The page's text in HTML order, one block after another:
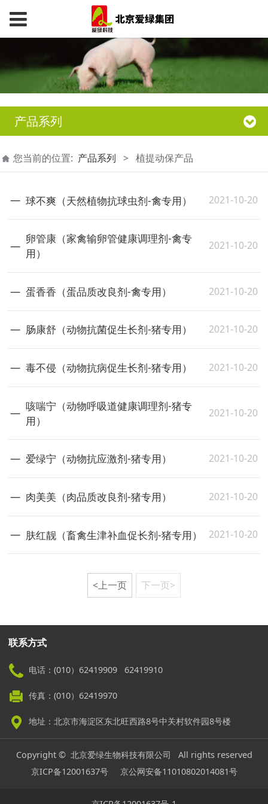
产品系列
您当前的位置: 产品系列 > 植提动保产品
球不爽（天然植物抗球虫剂-禽专用） 2021-10-20
卵管康（家禽输卵管健康调理剂-禽专
用）
2021-10-20
蛋香香（蛋品质改良剂-禽专用） 2021-10-20
肠康舒（动物抗菌促生长剂-猪专用） 2021-10-20
毒不侵（动物抗病促生长剂-猪专用） 2021-10-20
咳喘宁（动物呼吸道健康调理剂-猪专
用）
2021-10-20
爱绿宁（动物抗应激剂-猪专用） 2021-10-20
肉美美（肉品质改良剂-猪专用） 2021-10-20
肤红靓（畜禽生津补血促长剂-猪专用） 2021-10-20
<上一页 下一页>
联系方式
电话：(010）62419909 62419910
传真：(010）62419970
地址：北京市海淀区东北旺西路8号中关村软件园8号楼
Copyright © 北京爱绿生物科技有限公司 All rights reserved
京ICP备12001637号京公网安备11010802014081号